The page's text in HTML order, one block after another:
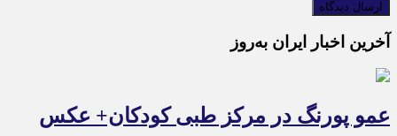
آخرین اخبار ایران به‌روز
عمو پورنگ در مرکز طبی کودکان+ عکس